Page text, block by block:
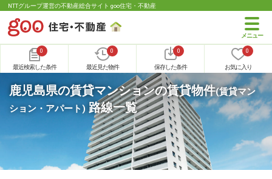
NTTグループ運営の不動産総合サイト goo住宅・不動産
0
最近検索した条件
0
最近見た物件
0
保存した条件
0
お気に入り
鹿児島県の賃貸マンションの賃貸物件(賃貸マン
ション・アパート) 路線一覧